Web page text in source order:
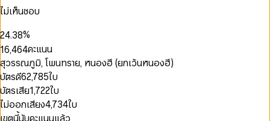
9
3
4
5
6
7
8
9
4
5
6
7
8
9
6
8
9
95
7
8
9
6
8
9
ไม่เห็นชอบ
0
2
3
4
5
6
7
8
9
2
4
5
6
7
8
9
.
1
3
4
5
6
7
8
9
6
8
9
%
1
2
3
4
5
6
7
2
3
5
6
7
8
9
,
0
1
3
4
5
6
7
8
9
2
3
5
6
7
8
9
1
2
3
4
5
6
7
8
9
คะแนน
สุวรรณภูมิ, โพนทราย, หนองฮี (ยกเว้นหนองฮี)
บัตรดี62,785ใบ
บัตรเสีย1,722ใบ
ไม่ออกเสียง4,734ใบ
0
1
2
3
0
1
2
3
4
5
6
0
1